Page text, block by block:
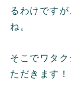
るわけです
ね。
そこでワタ
ただきます！